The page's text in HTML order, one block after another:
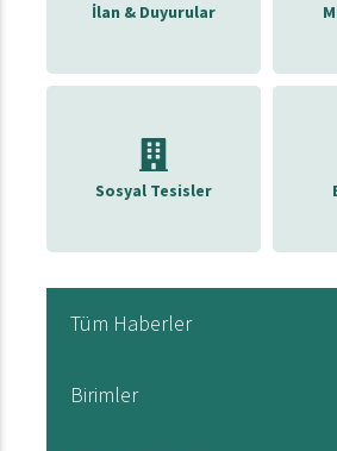
İlan & Duyurular
Sosyal Tesisler
Tüm Haberler
Birimler